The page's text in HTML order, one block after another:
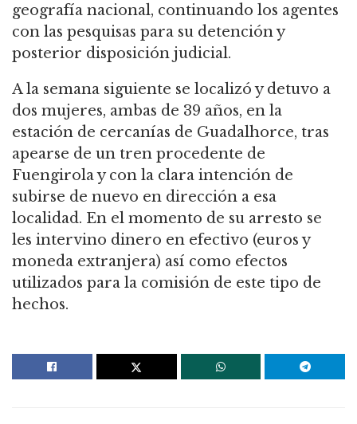
geografía nacional, continuando los agentes
con las pesquisas para su detención y
posterior disposición judicial.
A la semana siguiente se localizó y detuvo a
dos mujeres, ambas de 39 años, en la
estación de cercanías de Guadalhorce, tras
apearse de un tren procedente de
Fuengirola y con la clara intención de
subirse de nuevo en dirección a esa
localidad. En el momento de su arresto se
les intervino dinero en efectivo (euros y
moneda extranjera) así como efectos
utilizados para la comisión de este tipo de
hechos.